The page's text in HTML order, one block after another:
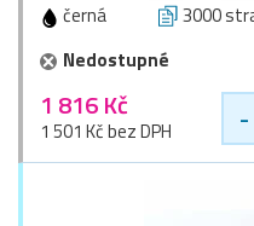
černá 3000
Nedostupné
1 816 Kč
1 501 Kč bez DPH -